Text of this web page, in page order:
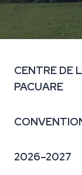
CENTRE DE
PACUARE
2026–2027